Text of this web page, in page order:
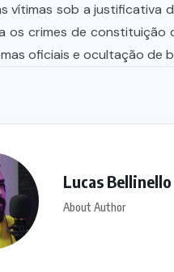
vítimas sob a justificativa
os crimes de constituição
oficiais e ocultação de
Lucas Bellinello
About Author